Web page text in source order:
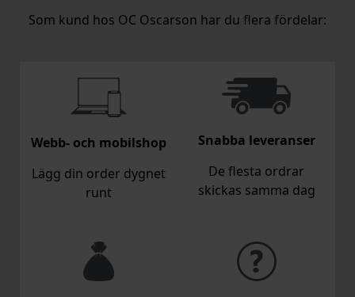
Som kund hos OC Oscarson har du flera fördelar:
Webb- och mobilshop
Lägg din order dygnet
runt
Snabba leveranser
De flesta ordrar
skickas samma dag